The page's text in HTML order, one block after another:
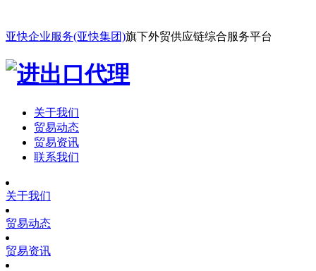
亚快企业服务(亚快集团)旗下外贸供应链综合服务平台
关于我们
贸易动态
贸易资讯
联系我们
关于我们
贸易动态
贸易资讯